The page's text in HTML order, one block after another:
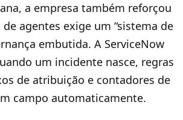
a empresa também reforçou
agentes exige um “sistema de
embutida. A ServiceNow
um incidente nasce, regras
de atribuição e contadores de
campo automaticamente.